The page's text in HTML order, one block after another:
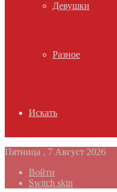
Девушки
Разное
Искать
Пятница , 7 Август 2026
Войти
Switch skin